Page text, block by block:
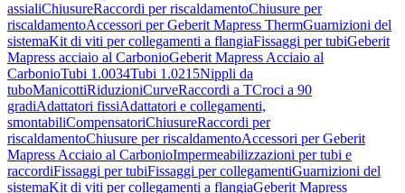
assialiChiusureRaccordi per riscaldamentoChiusure per
riscaldamentoAccessori per Geberit Mapress ThermGuarnizioni del
sistemaKit di viti per collegamenti a flangiaFissaggi per tubiGeberit
Mapress acciaio al CarbonioGeberit Mapress Acciaio al
CarbonioTubi 1.0034Tubi 1.0215Nippli da
tuboManicottiRiduzioniCurveRaccordi a TCroci a 90
gradiAdattatori fissiAdattatori e collegamenti,
smontabiliCompensatoriChiusureRaccordi per
riscaldamentoChiusure per riscaldamentoAccessori per Geberit
Mapress Acciaio al CarbonioImpermeabilizzazioni per tubi e
raccordiFissaggi per tubiFissaggi per collegamentiGuarnizioni del
sistemaKit di viti per collegamenti a flangiaGeberit Mapress